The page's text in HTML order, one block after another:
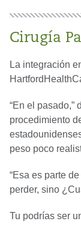
Cirugía
La integración
“En el pasado,”
procedimiento
peso poco
“Esa es parte
perder, sino
Tu podrías ser